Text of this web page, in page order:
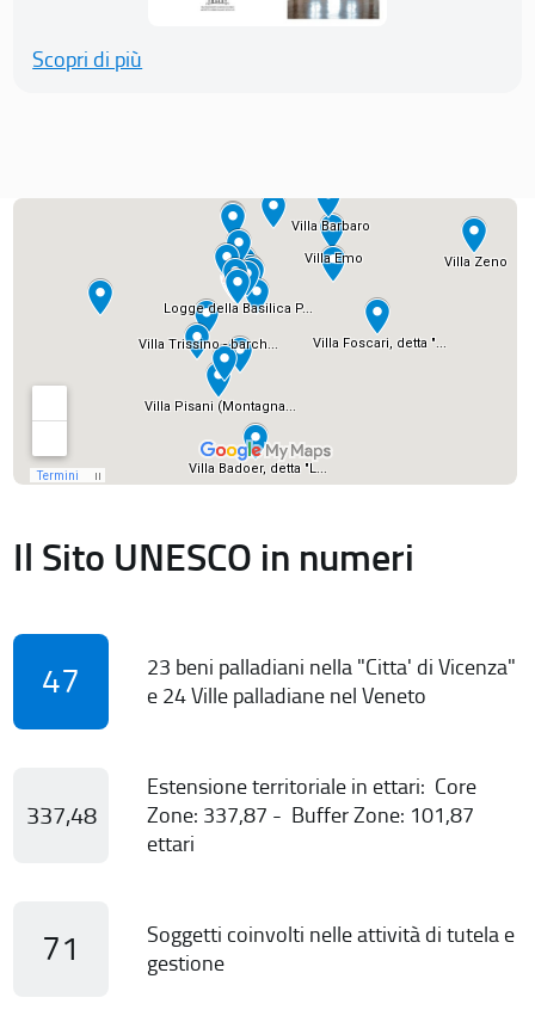
Scopri di più
Il Sito UNESCO in numeri
47
23 beni palladiani nella "Citta' di Vicenza"
e 24 Ville palladiane nel Veneto
337,48
Estensione territoriale in ettari: Core
Zone: 337,87 - Buffer Zone: 101,87
ettari
71
Soggetti coinvolti nelle attività di tutela e
gestione